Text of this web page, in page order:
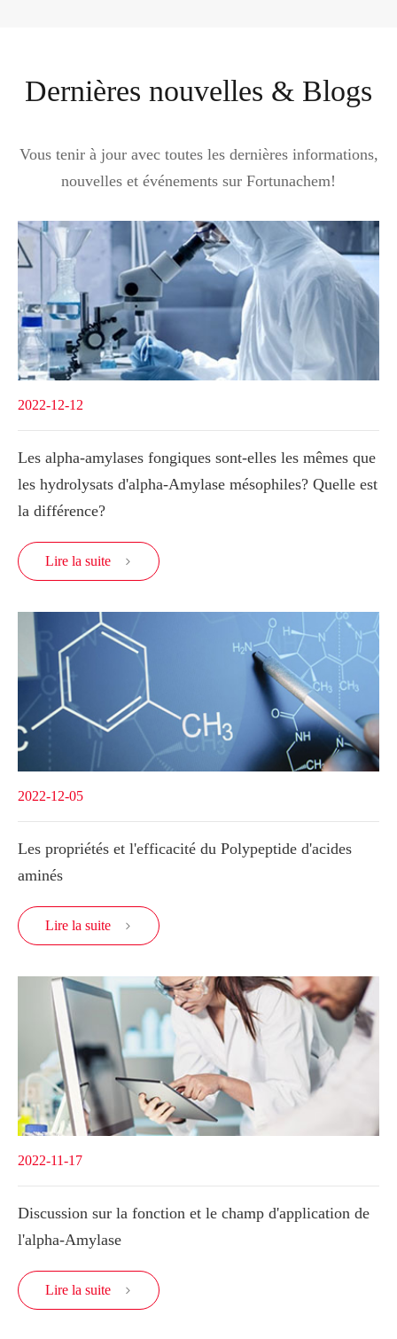
Dernières nouvelles & Blogs
Vous tenir à jour avec toutes les dernières informations,
nouvelles et événements sur Fortunachem!
2022-12-12
Les alpha-amylases fongiques sont-elles les mêmes que
les hydrolysats d'alpha-Amylase mésophiles? Quelle est
la différence?
Lire la suite 
2022-12-05
Les propriétés et l'efficacité du Polypeptide d'acides
aminés
Lire la suite 
2022-11-17
Discussion sur la fonction et le champ d'application de
l'alpha-Amylase
Lire la suite 